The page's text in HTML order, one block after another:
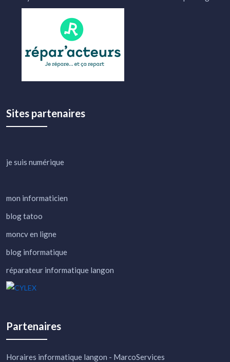
Sites partenaires
je suis numérique
mon informaticien
blog tatoo
moncv en ligne
blog informatique
réparateur informatique langon
Partenaires
Horaires informatique langon - MarcoServices